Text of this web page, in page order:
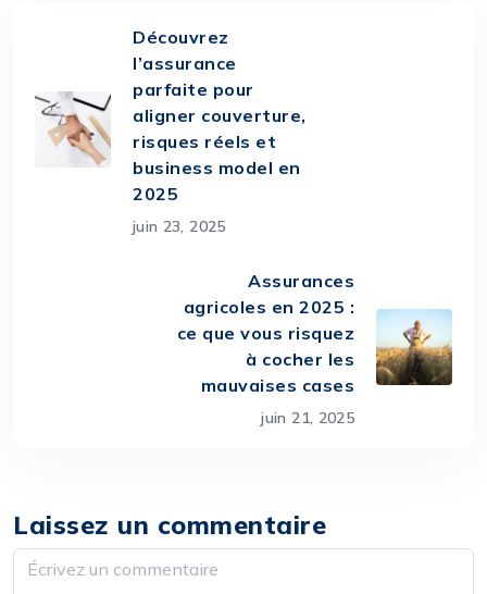
Découvrez
l’assurance
parfaite pour
aligner couverture,
risques réels et
business model en
2025
juin 23, 2025
Assurances
agricoles en 2025 :
ce que vous risquez
à cocher les
mauvaises cases
juin 21, 2025
Laissez un commentaire